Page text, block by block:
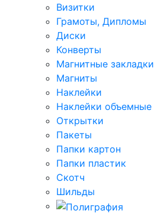
Визитки
Грамоты, Дипломы
Диски
Конверты
Магнитные закладки
Магниты
Наклейки
Наклейки объемные
Открытки
Пакеты
Папки картон
Папки пластик
Скотч
Шильды